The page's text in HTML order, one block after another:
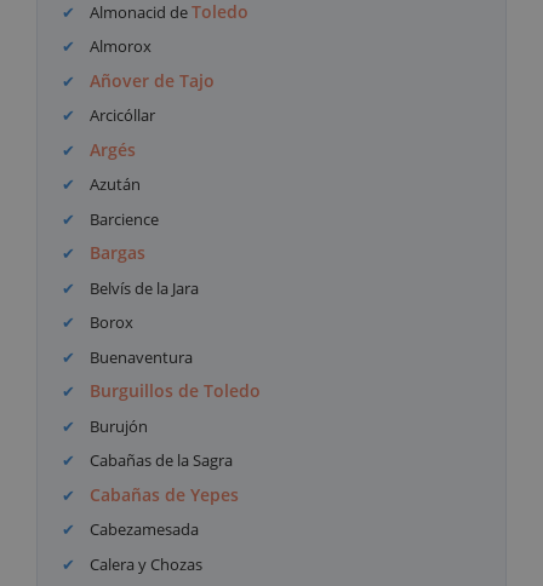
Almonacid deToledo
Almorox
Añover de Tajo
Arcicóllar
Argés
Azután
Barcience
Bargas
Belvís de la Jara
Borox
Buenaventura
Burguillos de Toledo
Burujón
Cabañas de la Sagra
Cabañas de Yepes
Cabezamesada
Calera y Chozas